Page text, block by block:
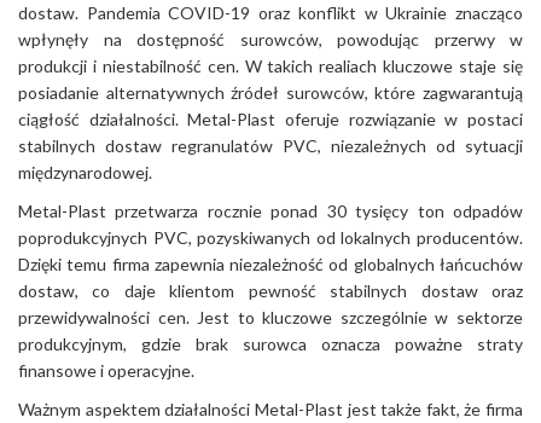
dostaw. Pandemia COVID-19 oraz konflikt w Ukrainie znacząco
wpłynęły na dostępność surowców, powodując przerwy w
produkcji i niestabilność cen. W takich realiach kluczowe staje się
posiadanie alternatywnych źródeł surowców, które zagwarantują
ciągłość działalności.Metal-Plast oferuje rozwiązanie w postaci
stabilnych dostaw regranulatów PVC, niezależnych od sytuacji
międzynarodowej.
Metal-Plast przetwarza rocznie ponad 30 tysięcy ton odpadów
poprodukcyjnych PVC, pozyskiwanych od lokalnych producentów.
Dzięki temu firma zapewnia niezależność od globalnych łańcuchów
dostaw, co daje klientom pewność stabilnych dostaw oraz
przewidywalności cen. Jest to kluczowe szczególnie w sektorze
produkcyjnym, gdzie brak surowca oznacza poważne straty
finansowe i operacyjne.
Ważnym aspektem działalności Metal-Plast jest także fakt, że firma